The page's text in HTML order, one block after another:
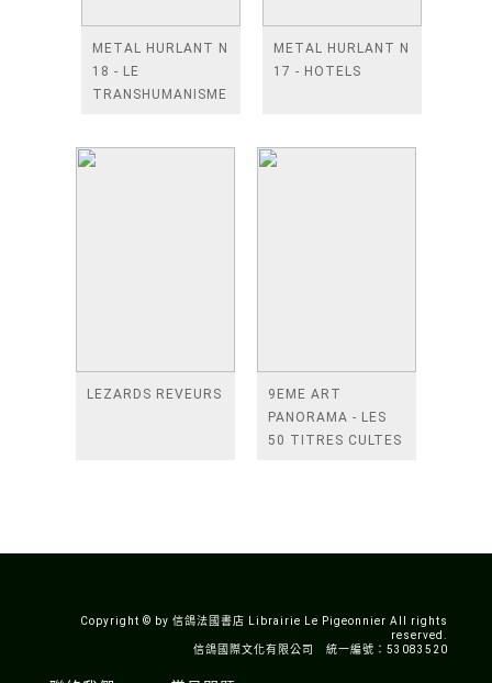
METAL HURLANT N
18 - LE
TRANSHUMANISME
METAL HURLANT N
17 - HOTELS
LEZARDS REVEURS
9EME ART
PANORAMA - LES
50 TITRES CULTES
Copyright © by 信鴿法國書店 Librairie Le Pigeonnier All rights
reserved.
信鴿國際文化有限公司 統一編號：53083520